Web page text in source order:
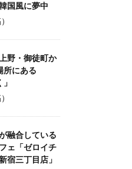
国風に夢中
野・御徒町か
所にある
融合している
ェ「ゼロイチ
宿三丁目店」